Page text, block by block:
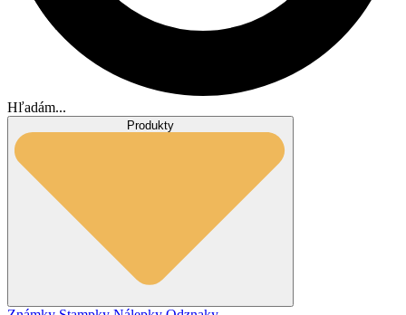
Hľadám...
Produkty